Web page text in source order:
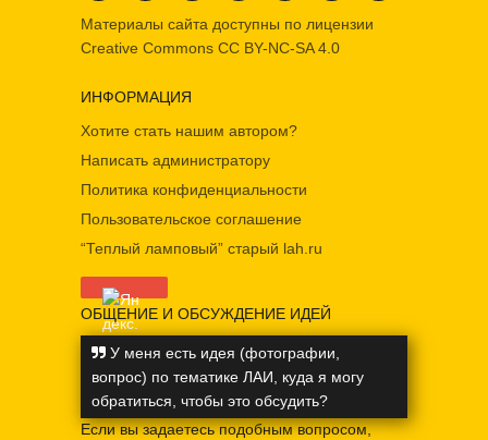
Материалы сайта доступны по лицензии
Creative Commons CC BY-NC-SA 4.0
ИНФОРМАЦИЯ
Хотите стать нашим автором?
Написать администратору
Политика конфиденциальности
Пользовательское соглашение
“Теплый ламповый” старый lah.ru
ОБЩЕНИЕ И ОБСУЖДЕНИЕ ИДЕЙ
У меня есть идея (фотографии,
вопрос) по тематике ЛАИ, куда я могу
обратиться, чтобы это обсудить?
Если вы задаетесь подобным вопросом,